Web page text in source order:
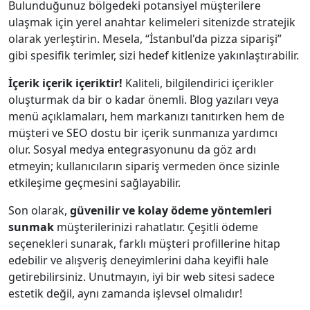
Bulunduğunuz bölgedeki potansiyel müşterilere
ulaşmak için yerel anahtar kelimeleri sitenizde stratejik
olarak yerleştirin. Mesela, “İstanbul'da pizza siparişi”
gibi spesifik terimler, sizi hedef kitlenize yakınlaştırabilir.
İçerik içerik içeriktir! Kaliteli, bilgilendirici içerikler
oluşturmak da bir o kadar önemli. Blog yazıları veya
menü açıklamaları, hem markanızı tanıtırken hem de
müşteri ve SEO dostu bir içerik sunmanıza yardımcı
olur. Sosyal medya entegrasyonunu da göz ardı
etmeyin; kullanıcıların sipariş vermeden önce sizinle
etkileşime geçmesini sağlayabilir.
Son olarak, güvenilir ve kolay ödeme yöntemleri
sunmak müşterilerinizi rahatlatır. Çeşitli ödeme
seçenekleri sunarak, farklı müşteri profillerine hitap
edebilir ve alışveriş deneyimlerini daha keyifli hale
getirebilirsiniz. Unutmayın, iyi bir web sitesi sadece
estetik değil, aynı zamanda işlevsel olmalıdır!